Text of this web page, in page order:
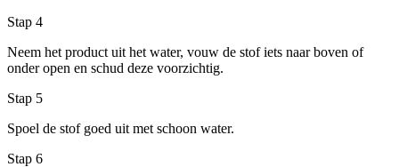
Stap 4
Neem het product uit het water, vouw de stof iets naar boven of
onder open en schud deze voorzichtig.
Stap 5
Spoel de stof goed uit met schoon water.
Stap 6